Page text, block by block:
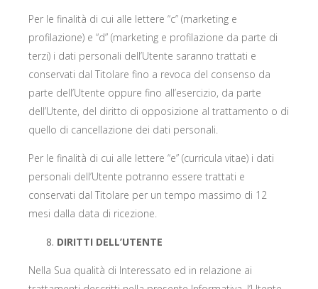
Per le finalità di cui alle lettere “c” (marketing e
profilazione) e “d” (marketing e profilazione da parte di
terzi) i dati personali dell’Utente saranno trattati e
conservati dal Titolare fino a revoca del consenso da
parte dell’Utente oppure fino all’esercizio, da parte
dell’Utente, del diritto di opposizione al trattamento o di
quello di cancellazione dei dati personali.
Per le finalità di cui alle lettere “e” (curricula vitae) i dati
personali dell’Utente potranno essere trattati e
conservati dal Titolare per un tempo massimo di 12
mesi dalla data di ricezione.
DIRITTI DELL’UTENTE
Nella Sua qualità di Interessato ed in relazione ai